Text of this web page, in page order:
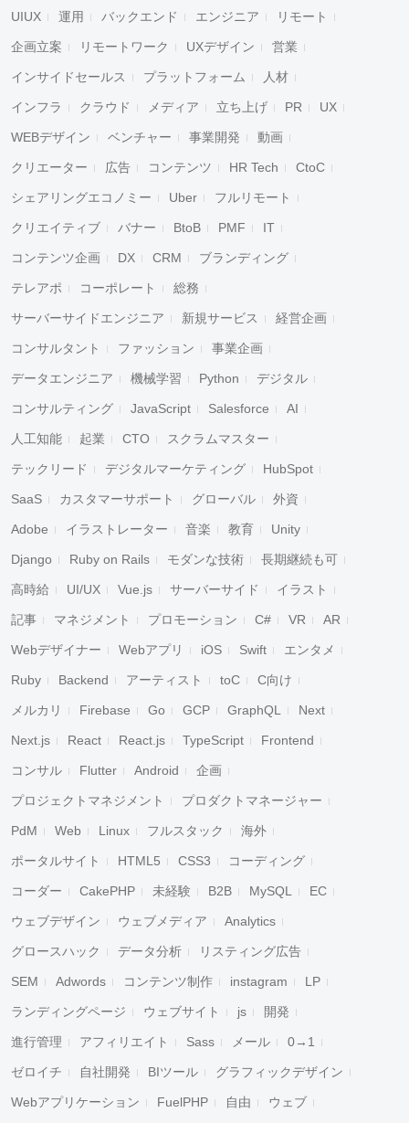
UIUX 運用 バックエンド エンジニア リモート
企画立案 リモートワーク UXデザイン 営業
インサイドセールス プラットフォーム 人材
インフラ クラウド メディア 立ち上げ PR UX
WEBデザイン ベンチャー 事業開発 動画
クリエーター 広告 コンテンツ HR Tech CtoC
シェアリングエコノミー Uber フルリモート
クリエイティブ バナー BtoB PMF IT
コンテンツ企画 DX CRM ブランディング
テレアポ コーポレート 総務
サーバーサイドエンジニア 新規サービス 経営企画
コンサルタント ファッション 事業企画
データエンジニア 機械学習 Python デジタル
コンサルティング JavaScript Salesforce AI
人工知能 起業 CTO スクラムマスター
テックリード デジタルマーケティング HubSpot
SaaS カスタマーサポート グローバル 外資
Adobe イラストレーター 音楽 教育 Unity
Django Ruby on Rails モダンな技術 長期継続も可
高時給 UI/UX Vue.js サーバーサイド イラスト
記事 マネジメント プロモーション C# VR AR
Webデザイナー Webアプリ iOS Swift エンタメ
Ruby Backend アーティスト toC C向け
メルカリ Firebase Go GCP GraphQL Next
Next.js React React.js TypeScript Frontend
コンサル Flutter Android 企画
プロジェクトマネジメント プロダクトマネージャー
PdM Web Linux フルスタック 海外
ポータルサイト HTML5 CSS3 コーディング
コーダー CakePHP 未経験 B2B MySQL EC
ウェブデザイン ウェブメディア Analytics
グロースハック データ分析 リスティング広告
SEM Adwords コンテンツ制作 instagram LP
ランディングページ ウェブサイト js 開発
進行管理 アフィリエイト Sass メール 0→1
ゼロイチ 自社開発 BIツール グラフィックデザイン
Webアプリケーション FuelPHP 自由 ウェブ